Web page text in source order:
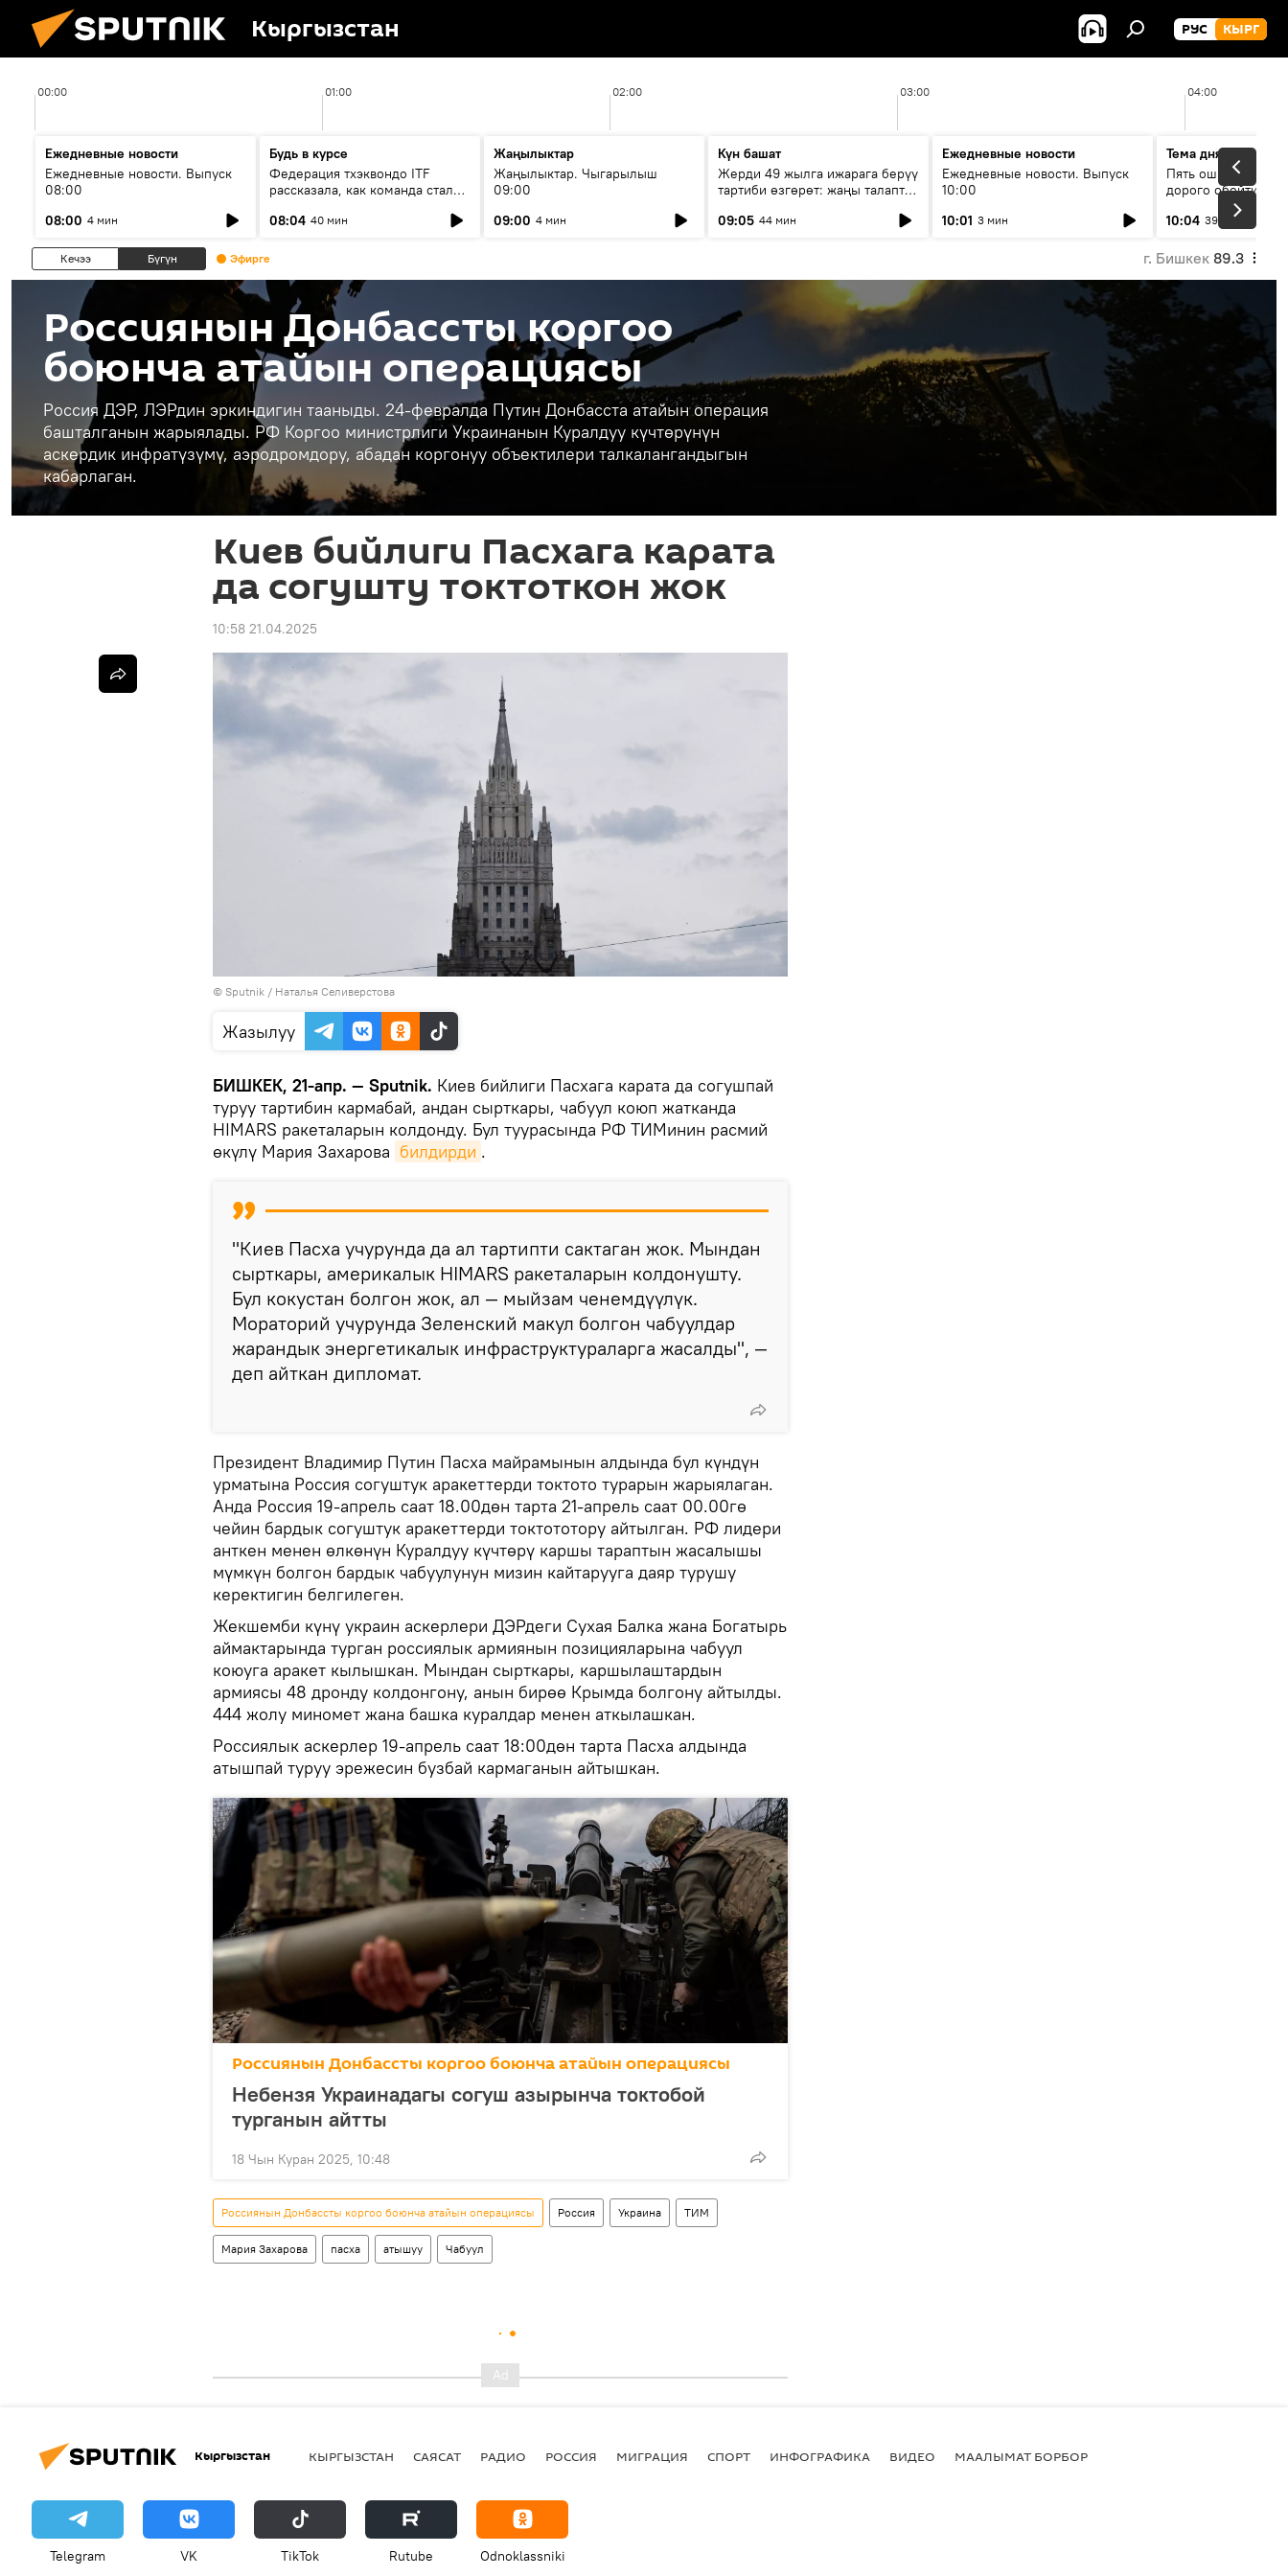
Кыргызстан РУС КЫРГ
00:00 01:00 02:00 03:00 04:00
Ежедневные новости
Ежедневные новости. Выпуск
08:00
08:00 4 мин
Будь в курсе
Федерация тхэквондо ITF
рассказала, как команда стала
08:04 40 мин
Жаңылыктар
Жаңылыктар. Чыгарылыш
09:00
09:00 4 мин
Күн башат
Жерди 49 жылга ижарага берүү
тартиби өзгөрөт: жаңы талаптар
09:05 44 мин
Ежедневные новости
Ежедневные новости. Выпуск
10:00
10:01 3 мин
Тема дня
Пять ошибок
дорого обойтись
10:04 39 мин
Кечээ Бүгүн Эфирге г. Бишкек 89.3
Россиянын Донбассты коргоо
боюнча атайын операциясы
Россия ДЭР, ЛЭРдин эркиндигин тааныды. 24-февралда Путин Донбасста атайын операция
башталганын жарыялады. РФ Коргоо министрлиги Украинанын Куралдуу күчтөрүнүн
аскердик инфратүзүмү, аэродромдору, абадан коргонуу объектилери талкалангандыгын
кабарлаган.
Киев бийлиги Пасхага карата
да согушту токтоткон жок
10:58 21.04.2025
© Sputnik / Наталья Селиверстова
Жазылуу
БИШКЕК, 21-апр. — Sputnik. Киев бийлиги Пасхага карата да согушпай
туруу тартибин кармабай, андан сырткары, чабуул коюп жатканда
HIMARS ракеталарын колдонду. Бул туурасында РФ ТИМинин расмий
өкүлү Мария Захарова билдирди .
"Киев Пасха учурунда да ал тартипти сактаган жок. Мындан
сырткары, америкалык HIMАRS ракеталарын колдонушту.
Бул кокустан болгон жок, ал — мыйзам ченемдүүлүк.
Мораторий учурунда Зеленский макул болгон чабуулдар
жарандык энергетикалык инфраструктураларга жасалды", —
деп айткан дипломат.
Президент Владимир Путин Пасха майрамынын алдында бул күндүн
урматына Россия согуштук аракеттерди токтото турарын жарыялаган.
Анда Россия 19-апрель саат 18.00дөн тарта 21-апрель саат 00.00гө
чейин бардык согуштук аракеттерди токтототору айтылган. РФ лидери
анткен менен өлкөнүн Куралдуу күчтөрү каршы тараптын жасалышы
мүмкүн болгон бардык чабуулунун мизин кайтарууга даяр турушу
керектигин белгилеген.
Жекшемби күнү украин аскерлери ДЭРдеги Сухая Балка жана Богатырь
аймактарында турган россиялык армиянын позицияларына чабуул
коюуга аракет кылышкан. Мындан сырткары, каршылаштардын
армиясы 48 дронду колдонгону, анын бирөө Крымда болгону айтылды.
444 жолу миномет жана башка куралдар менен аткылашкан.
Россиялык аскерлер 19-апрель саат 18:00дөн тарта Пасха алдында
атышпай туруу эрежесин бузбай кармаганын айтышкан.
Россиянын Донбассты коргоо боюнча атайын операциясы
Небензя Украинадагы согуш азырынча токтобой
турганын айтты
18 Чын Куран 2025, 10:48
Россиянын Донбассты коргоо боюнча атайын операциясы Россия Украина ТИМ
Мария Захарова пасха атышуу Чабуул
Кыргызстан КЫРГЫЗСТАН САЯСАТ РАДИО РОССИЯ МИГРАЦИЯ СПОРТ ИНФОГРАФИКА ВИДЕО МААЛЫМАТ БОРБОР
Telegram VK ТikТоk Rutube Odnoklassniki